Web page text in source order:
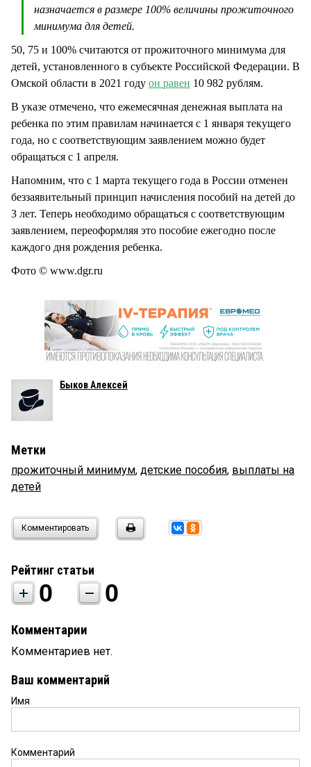
назначается в размере 100% величины прожиточного
минимума для детей.
50, 75 и 100% считаются от прожиточного минимума для
детей, установленного в субъекте Российской Федерации. В
Омской области в 2021 году он равен 10 982 рублям.
В указе отмечено, что ежемесячная денежная выплата на
ребенка по этим правилам начинается с 1 января текущего
года, но с соответствующим заявлением можно будет
обращаться с 1 апреля.
Напомним, что с 1 марта текущего года в России отменен
беззаявительный принцип начисления пособий на детей до
3 лет. Теперь необходимо обращаться с соответствующим
заявлением, переоформляя это пособие ежегодно после
каждого дня рождения ребенка.
Фото © www.dgr.ru
Быков Алексей
Метки
прожиточный минимум, детские пособия, выплаты на
детей
Комментировать
Рейтинг статьи
0 0
Комментарии
Комментариев нет.
Ваш комментарий
Имя
Комментарий